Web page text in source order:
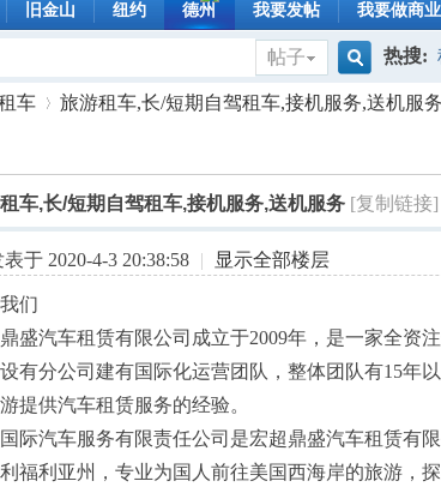
旧金山 纽约 德州 我要发帖 我要做商
帖子
搜
索
热搜:
车
›
旅游租车,长/短期自驾租车,接机服务,送机服
车,长/短期自驾租车,接机服务,送机服务 [复制链接]
表于 2020-4-3 20:38:58 | 显示全部楼层
们
盛汽车租赁有限公司成立于2009年，是一家全资
有分公司建有国际化运营团队，整体团队有15年
提供汽车租赁服务的经验。
际汽车服务有限责任公司是宏超鼎盛汽车租赁有
福利亚州，专业为国人前往美国西海岸的旅游，